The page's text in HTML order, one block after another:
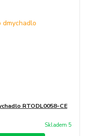
RTODL0058-CE
Skladem 5